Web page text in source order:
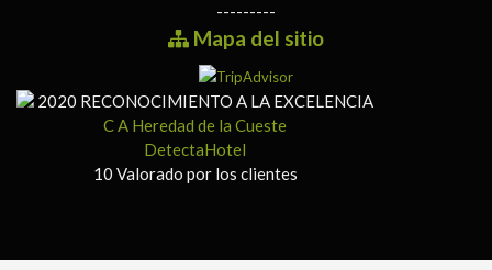
---------
Mapa del sitio
2020 RECONOCIMIENTO A LA EXCELENCIA
C A Heredad de la Cueste
DetectaHotel
10 Valorado por los clientes